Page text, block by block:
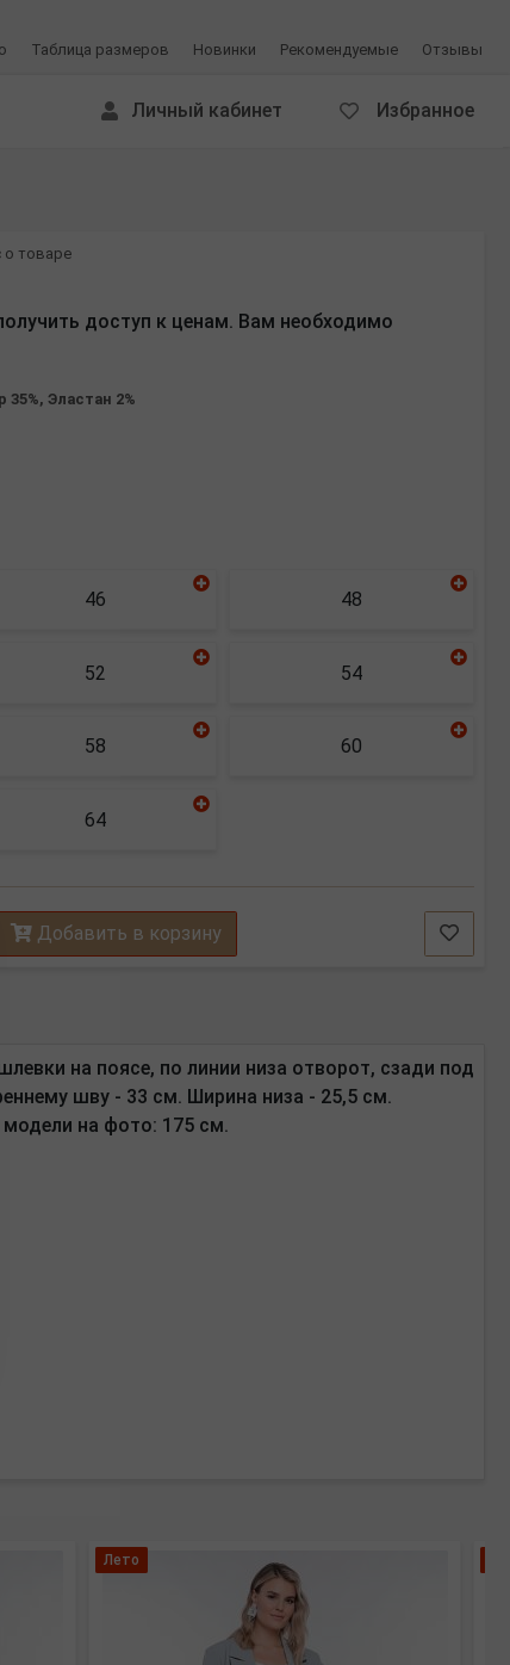
Таблица размеров Новинки Рекомендуемые Отзывы
Избранное
Личный кабинет
о товаре
доступ к ценам. Вам необходимо
35%, Эластан 2%
46 48
52 54
58 60
64
Добавить в корзину
на поясе, по линии низа отворот, сзади под
шву - 33 см. Ширина низа - 25,5 см.
на фото: 175 см.
Лето